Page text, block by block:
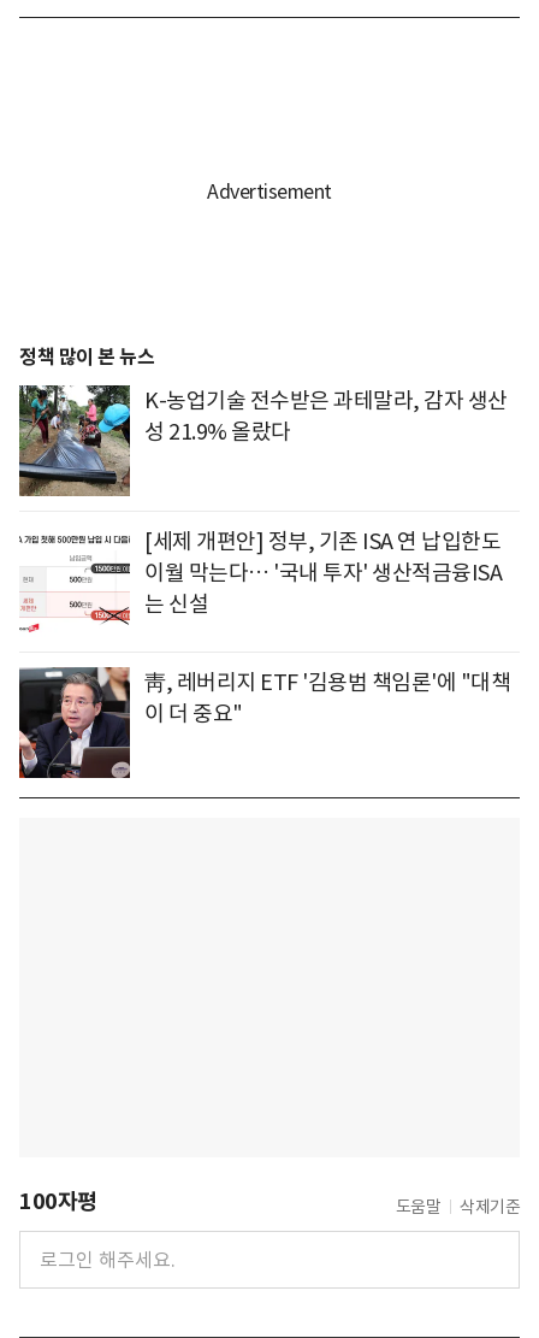
정책 많이 본 뉴스
K-농업기술 전수받은 과테말라, 감자 생산
성 21.9% 올랐다
[세제 개편안] 정부, 기존 ISA 연 납입한도
이월 막는다… '국내 투자' 생산적금융ISA
는 신설
靑, 레버리지 ETF '김용범 책임론'에 "대책
이 더 중요"
100자평 도움말 삭제기준